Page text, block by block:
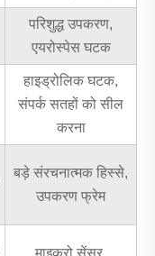
परिशुद्ध उपकरण,
एयरोस्पेस घटक
हाइड्रोलिक घटक,
संपर्क सतहों को सील
करना
बड़े संरचनात्मक हिस्से,
उपकरण फ्रेम
माइक्रो सेंसर,